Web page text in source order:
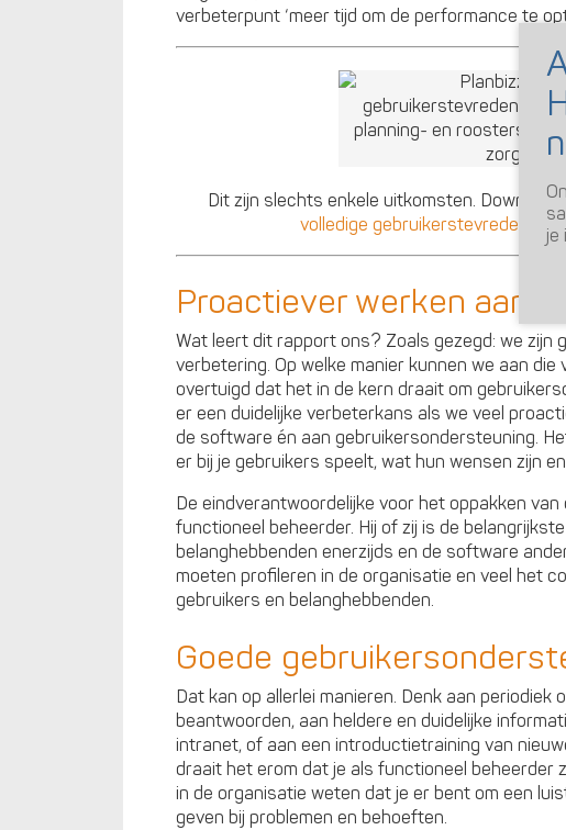
verbeterpunt ‘meer tijd om de performance te
Dit zijn slechts enkele uitkomsten.
volledige
Proactiever werken aan
Wat leert dit rapport ons? Zoals gezegd: we zijn
verbetering. Op welke manier kunnen we aan
overtuigd dat het in de kern draait om
er een duidelijke verbeterkans als we veel
de software én aan gebruikersondersteuning.
er bij je gebruikers speelt, wat hun wensen zijn
De eindverantwoordelijke voor het oppakken
functioneel beheerder. Hij of zij is de
belanghebbenden enerzijds en de software
moeten profileren in de organisatie en veel het
gebruikers en belanghebbenden.
Goede
Dat kan op allerlei manieren. Denk aan periodiek
beantwoorden, aan heldere en duidelijke
intranet, of aan een introductietraining van
draait het erom dat je als functioneel beheerder
in de organisatie weten dat je er bent om een
geven bij problemen en behoeften.
je